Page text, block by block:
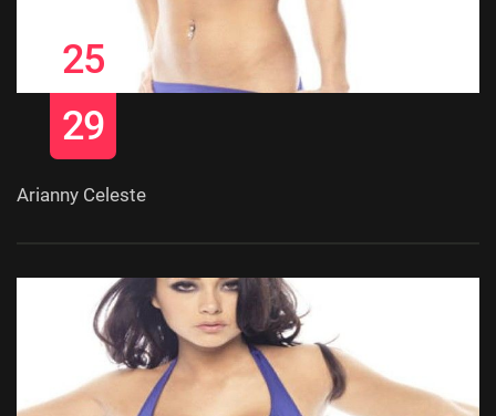
25
29
Arianny Celeste